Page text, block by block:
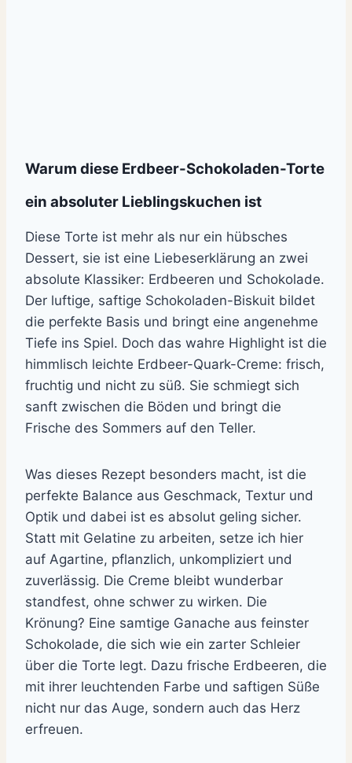
Warum diese Erdbeer-Schokoladen-Torte
ein absoluter Lieblingskuchen ist
Diese Torte ist mehr als nur ein hübsches
Dessert, sie ist eine Liebeserklärung an zwei
absolute Klassiker: Erdbeeren und Schokolade.
Der luftige, saftige Schokoladen-Biskuit bildet
die perfekte Basis und bringt eine angenehme
Tiefe ins Spiel. Doch das wahre Highlight ist die
himmlisch leichte Erdbeer-Quark-Creme: frisch,
fruchtig und nicht zu süß. Sie schmiegt sich
sanft zwischen die Böden und bringt die
Frische des Sommers auf den Teller.
Was dieses Rezept besonders macht, ist die
perfekte Balance aus Geschmack, Textur und
Optik und dabei ist es absolut geling sicher.
Statt mit Gelatine zu arbeiten, setze ich hier
auf Agartine, pflanzlich, unkompliziert und
zuverlässig. Die Creme bleibt wunderbar
standfest, ohne schwer zu wirken. Die
Krönung? Eine samtige Ganache aus feinster
Schokolade, die sich wie ein zarter Schleier
über die Torte legt. Dazu frische Erdbeeren, die
mit ihrer leuchtenden Farbe und saftigen Süße
nicht nur das Auge, sondern auch das Herz
erfreuen.